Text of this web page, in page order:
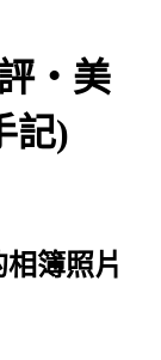
評‧美
記)
相簿照片